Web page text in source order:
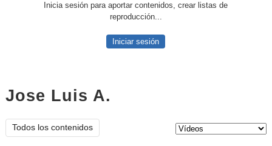
Inicia sesión para aportar contenidos, crear listas de
reproducción...
Iniciar sesión
Jose Luis A.
Todos los contenidos